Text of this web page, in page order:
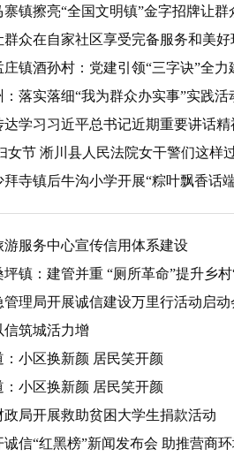
寨镇擦亮“全国文明镇”金字招牌让
群众在自家社区享受完备服务和美好
庄镇酒孙村：党建引领“三字诀”全力
：落实落细“我为群众办实事”实践活
达学习习近平总书记近期重要讲话精
女节 淅川县人民法院女干警们这样
拜寺镇后牛沟小学开展“粽叶飘香话
游服务中心宣传信用体系建设
镇：建管并重 “厕所革命”提升乡村
管理局开展诚信建设万里行活动启动
信筑城活力增
：小区换新颜 居民笑开颜
：小区换新颜 居民笑开颜
政局开展救助贫困大学生捐款活动
诚信“红黑榜”新闻发布会 助推营商